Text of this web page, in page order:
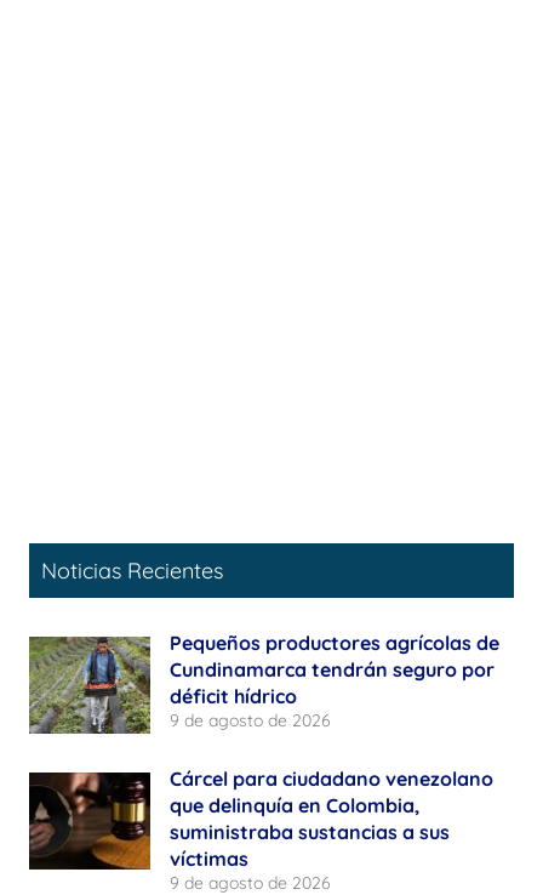
Noticias Recientes
Pequeños productores agrícolas de
Cundinamarca tendrán seguro por
déficit hídrico
9 de agosto de 2026
Cárcel para ciudadano venezolano
que delinquía en Colombia,
suministraba sustancias a sus
víctimas
9 de agosto de 2026